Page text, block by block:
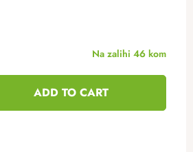
Na zalihi 46 kom
ADD TO CART